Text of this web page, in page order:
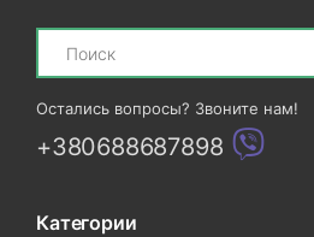
Search
Остались вопросы? Звоните нам!
+380688687898
Категории